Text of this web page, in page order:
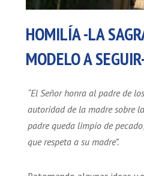
HOMILÍA -LA
MODELO A
“El Señor honra al padre de
autoridad de la madre sobre
padre queda limpio de
que respeta a su madre”.